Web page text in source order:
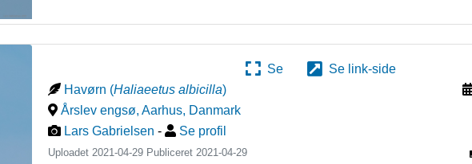
Se
Se link-side
Havørn (Haliaeetus albicilla)
Årslev engsø, Aarhus, Danmark
Lars Gabrielsen - Se profil
Uploadet 2021-04-29 Publiceret2021-04-29